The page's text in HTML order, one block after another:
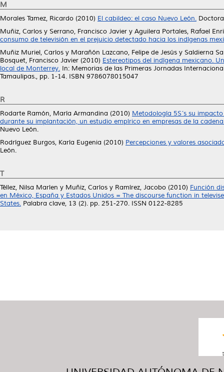
M
Morales Tamez, Ricardo (2010) El cabildeo: el caso Nuevo León.
Muñiz, Carlos y Serrano, Francisco Javier y Aguilera Portales, Rafael
consumo de televisión en el prejuicio detectado hacia los indígenas
Muñiz Muriel, Carlos y Marañón Lazcano, Felipe de Jesús y Saldierna
Bosquet, Francisco Javier (2010) Estereotipos del indígena mexicano.
local de Monterrey. In: Memorias de las Primeras Jornadas
Tamaulipas., pp. 1-14. ISBN 9786078015047
R
Rodarte Ramón, María Armandina (2010) Metodología 5S´s su
durante su implantación, un estudio empírico en empresas de la
Nuevo León.
Rodríguez Burgos, Karla Eugenia (2010) Percepciones y valores
León.
T
Téllez, Nilsa Marlen y Muñiz, Carlos y Ramírez, Jacobo (2010) Función
en México, España y Estados Unidos = The discourse function in
States. Palabra clave, 13 (2). pp. 251-270. ISSN 0122-8285